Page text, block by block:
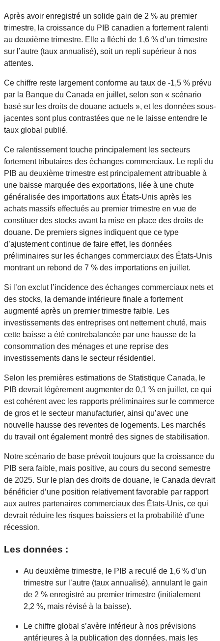
Après avoir enregistré un solide gain de 2 % au premier
trimestre, la croissance du PIB canadien a fortement ralenti
au deuxième trimestre. Elle a fléchi de 1,6 % d’un trimestre
sur l’autre (taux annualisé), soit un repli supérieur à nos
attentes.
Ce chiffre reste largement conforme au taux de -1,5 % prévu
par la Banque du Canada en juillet, selon son « scénario
basé sur les droits de douane actuels », et les données sous-
jacentes sont plus contrastées que ne le laisse entendre le
taux global publié.
Ce ralentissement touche principalement les secteurs
fortement tributaires des échanges commerciaux. Le repli du
PIB au deuxième trimestre est principalement attribuable à
une baisse marquée des exportations, liée à une chute
généralisée des importations aux États-Unis après les
achats massifs effectués au premier trimestre en vue de
constituer des stocks avant la mise en place des droits de
douane. De premiers signes indiquent que ce type
d’ajustement continue de faire effet, les données
préliminaires sur les échanges commerciaux des États-Unis
montrant un rebond de 7 % des importations en juillet.
Si l’on exclut l’incidence des échanges commerciaux nets et
des stocks, la demande intérieure finale a fortement
augmenté après un premier trimestre faible. Les
investissements des entreprises ont nettement chuté, mais
cette baisse a été contrebalancée par une hausse de la
consommation des ménages et une reprise des
investissements dans le secteur résidentiel.
Selon les premières estimations de Statistique Canada, le
PIB devrait légèrement augmenter de 0,1 % en juillet, ce qui
est cohérent avec les rapports préliminaires sur le commerce
de gros et le secteur manufacturier, ainsi qu’avec une
nouvelle hausse des reventes de logements. Les marchés
du travail ont également montré des signes de stabilisation.
Notre scénario de base prévoit toujours que la croissance du
PIB sera faible, mais positive, au cours du second semestre
de 2025. Sur le plan des droits de douane, le Canada devrait
bénéficier d’une position relativement favorable par rapport
aux autres partenaires commerciaux des États-Unis, ce qui
devrait réduire les risques baissiers et la probabilité d’une
récession.
Les données :
Au deuxième trimestre, le PIB a reculé de 1,6 % d’un
trimestre sur l’autre (taux annualisé), annulant le gain
de 2 % enregistré au premier trimestre (initialement
2,2 %, mais révisé à la baisse).
Le chiffre global s’avère inférieur à nos prévisions
antérieures à la publication des données, mais les